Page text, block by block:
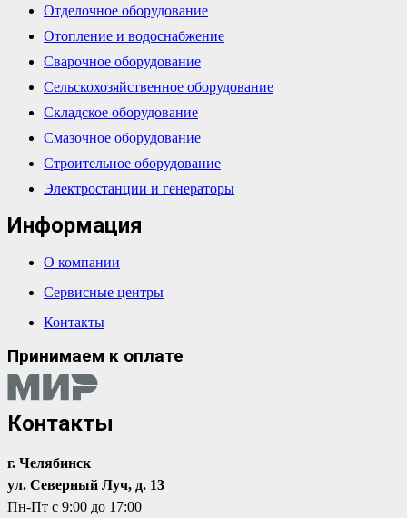
Отделочное оборудование
Отопление и водоснабжение
Сварочное оборудование
Сельскохозяйственное оборудование
Складское оборудование
Смазочное оборудование
Строительное оборудование
Электростанции и генераторы
Информация
О компании
Сервисные центры
Контакты
Принимаем к оплате
Контакты
г. Челябинск
ул. Северный Луч, д. 13
Пн-Пт с 9:00 до 17:00